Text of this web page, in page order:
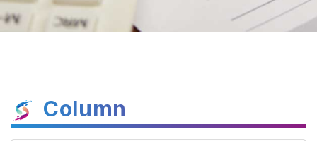
Column